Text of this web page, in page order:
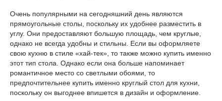
Очень популярными на сегодняшний день являются
прямоугольные столы, поскольку их удобнее разместить в
углу. Они предоставляют большую площадь, чем круглые,
однако не всегда удобны и стильны. Если вы оформляете
свою кухню в стиле «хай-тек», то также можно купить именно
этот тип стола. Однако если она больше напоминает
романтичное место со светлыми обоями, то
предпочтительнее купить именно круглый стол для кухни,
поскольку он выгоднее впишется в дизайн и оформление.